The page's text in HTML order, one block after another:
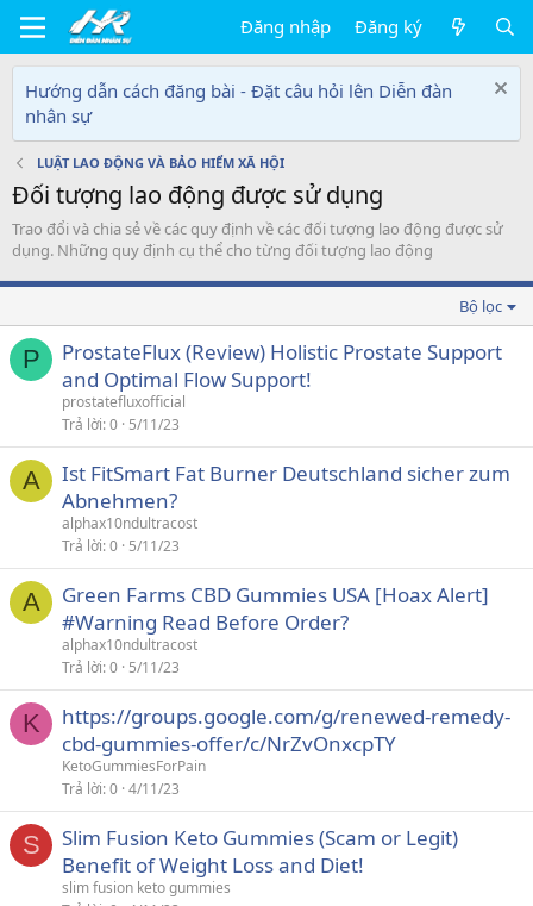
Đăng nhập Đăng ký
Hướng dẫn cách đăng bài - Đặt câu hỏi lên Diễn đàn
nhân sự
LUẬT LAO ĐỘNG VÀ BẢO HIỂM XÃ HỘI
Đối tượng lao động được sử dụng
Trao đổi và chia sẻ về các quy định về các đối tượng lao động được sử
dụng. Những quy định cụ thể cho từng đối tượng lao động
Bộ lọc
P
ProstateFlux (Review) Holistic Prostate Support
and Optimal Flow Support!
prostatefluxofficial
Trả lời 0 5/11/23
A
Ist FitSmart Fat Burner Deutschland sicher zum
Abnehmen?
alphax10ndultracost
Trả lời 0 5/11/23
A
Green Farms CBD Gummies USA [Hoax Alert]
#Warning Read Before Order?
alphax10ndultracost
Trả lời 0 5/11/23
K
https://groups.google.com/g/renewed-remedy-
cbd-gummies-offer/c/NrZvOnxcpTY
KetoGummiesForPain
Trả lời 0 4/11/23
S
Slim Fusion Keto Gummies (Scam or Legit)
Benefit of Weight Loss and Diet!
slim fusion keto gummies